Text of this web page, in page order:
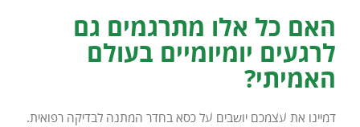
האם כל אלו מתרגמים גם
לרגעים יומיומיים בעולם
האמיתי?
דמיינו את עצמכם יושבים על כסא בחדר המתנה לבדיקה רפואית.